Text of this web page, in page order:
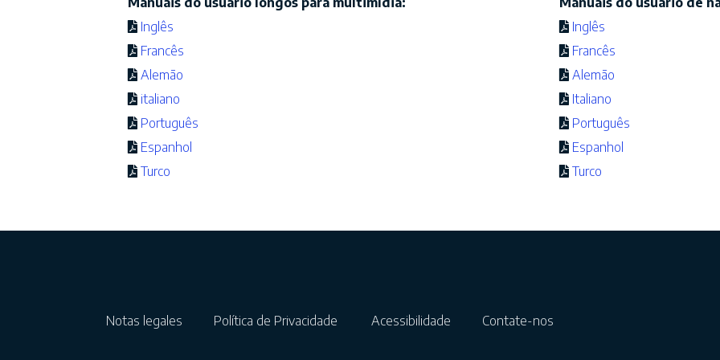
Inglês
Francês
Alemão
italiano
Português
Espanhol
Turco
Inglês
Francês
Alemão
Italiano
Português
Espanhol
Turco
Notas legales Política de Privacidade Acessibilidade Contate-nos